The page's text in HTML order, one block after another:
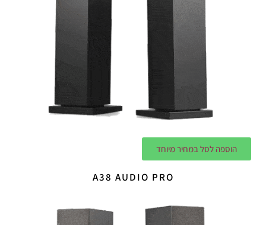
הוספה לסל במחיר מיוחד
A38 AUDIO PRO